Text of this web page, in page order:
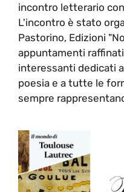
incontro letterario
L'incontro è stato
Pastorino, Edizioni
appuntamenti
interessanti dedicati
poesia e a tutte le
sempre